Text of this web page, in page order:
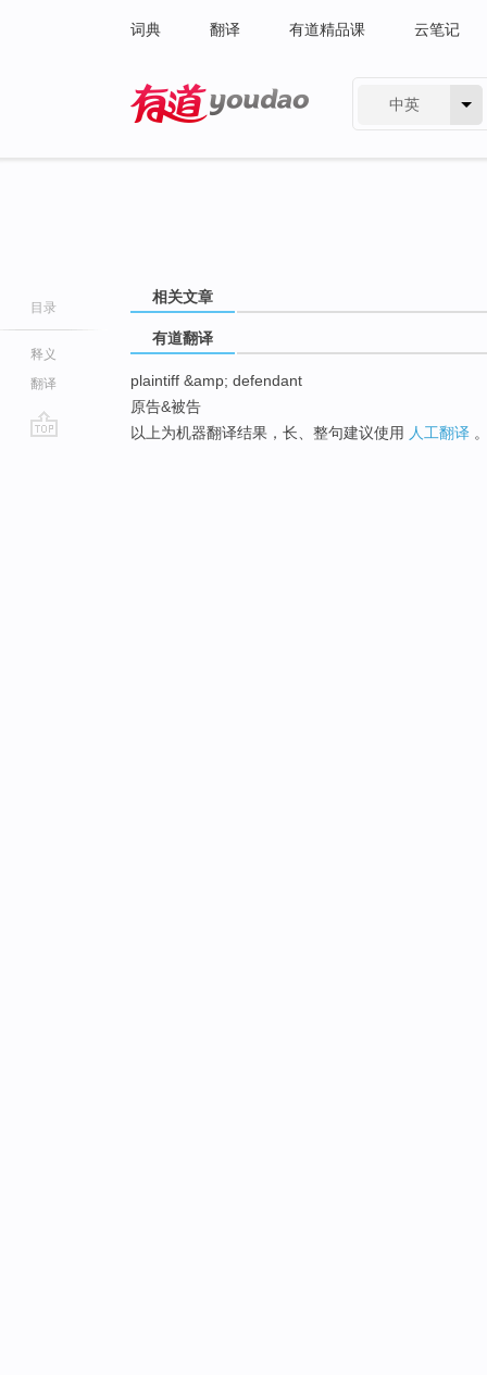
词典 翻译 有道精品课 云笔记
中英
目录
释义
翻译
相关文章
有道翻译
plaintiff &amp; defendant
原告&被告
以上为机器翻译结果，长、整句建议使用 人工翻译